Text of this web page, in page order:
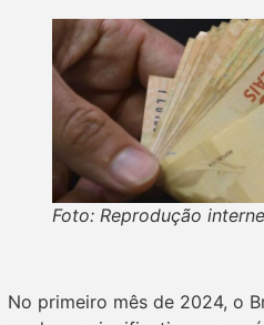
Foto: Reprodução
No primeiro mês de 2024, o